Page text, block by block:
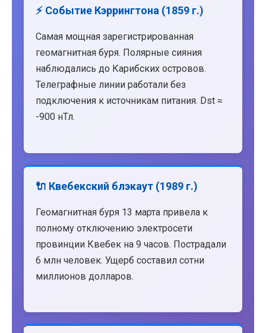
⚡ Событие Кэррингтона (1859 г.)
Самая мощная зарегистрированная
геомагнитная буря. Полярные сияния
наблюдались до Карибских островов.
Телеграфные линии работали без
подключения к источникам питания. Dst ≈
-900 нТл.
🔌 Квебекский блэкаут (1989 г.)
Геомагнитная буря 13 марта привела к
полному отключению электросети
провинции Квебек на 9 часов. Пострадали
6 млн человек. Ущерб составил сотни
миллионов долларов.